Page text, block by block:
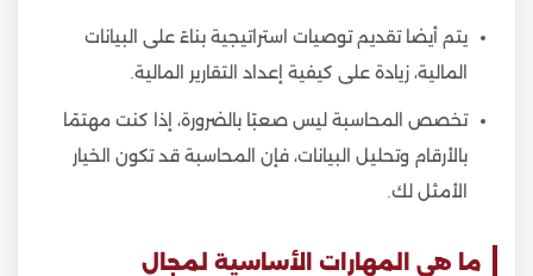
يتم أيضا تقديم توصيات استراتيجية بناءً على البيانات
المالية، زيادة على كيفية إعداد التقارير المالية.
تخصص المحاسبة ليس صعبًا بالضرورة، إذا كنت مهتمًا
بالأرقام وتحليل البيانات، فإن المحاسبة قد تكون الخيار
الأمثل لك.
ما هي المهارات الأساسية لمجال